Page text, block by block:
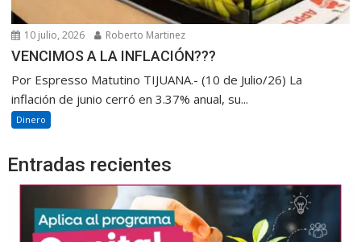
10 julio, 2026 Roberto Martinez
VENCIMOS A LA INFLACIÓN???
Por Espresso Matutino TIJUANA.- (10 de Julio/26) La
inflación de junio cerró en 3.37% anual, su...
Dinero
Entradas recientes